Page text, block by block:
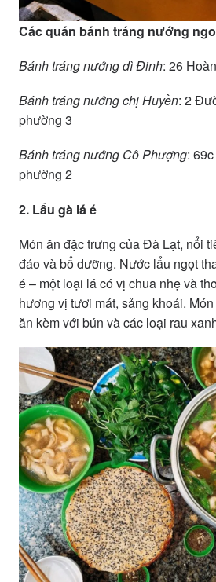
Các quán bánh tráng nướng
Bánh tráng nướng dì Đinh: 26
Bánh tráng nướng chị Huyền: 2
phường 3
Bánh tráng nướng Cô Phượng:
phường 2
2. Lẩu gà lá é
Món ăn đặc trưng của Đà Lạt, nổi
đáo và bổ dưỡng. Nước lẩu ngọt
é – một loại lá có vị chua nhẹ và
hương vị tươi mát, sảng khoái.
ăn kèm với bún và các loại rau